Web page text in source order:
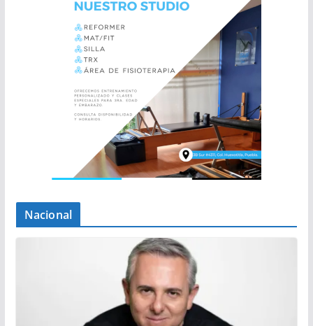
Nacional